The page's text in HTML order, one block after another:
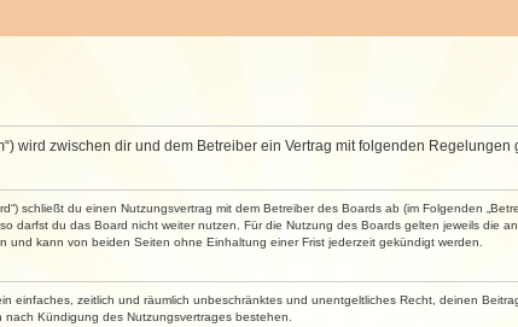
wird zwischen dir und dem Betreiber ein Vertrag mit folgenden Regelungen
schließt du einen Nutzungsvertrag mit dem Betreiber des Boards ab (im Folgenden
darfst du das Board nicht weiter nutzen. Für die Nutzung des Boards gelten jeweils die
und kann von beiden Seiten ohne Einhaltung einer Frist jederzeit gekündigt werden.
einfaches, zeitlich und räumlich unbeschränktes und unentgeltliches Recht, deinen
Kündigung des Nutzungsvertrages bestehen.